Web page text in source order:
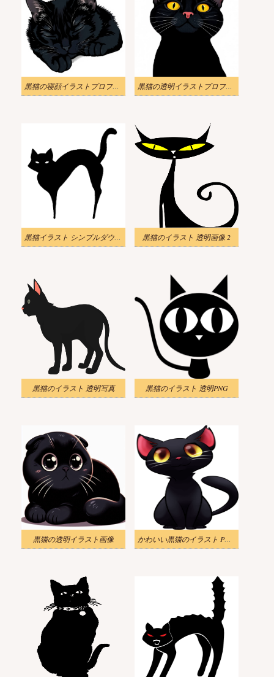
黒猫の寝顔イラストプロフィール 黒猫の透明イラストプロフィール
黒猫イラスト シンプルダウンロード 黒猫のイラスト 透明画像 2
黒猫のイラスト 透明写真 黒猫のイラスト 透明PNG
黒猫の透明イラスト画像 かわいい黒猫のイラスト PNG イメージ